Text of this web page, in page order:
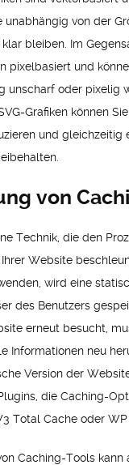
unabhängig von der
bleiben. Im
pixelbasiert und
unscharf oder pixelig
Grafiken können
und gleichzeitig
von
Technik, die den
Website
wird eine
des Benutzers
erneut besucht,
Informationen neu
Version der
die Caching-
Total Cache oder WP
Caching-Tools kann